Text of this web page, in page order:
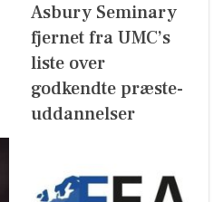
Asbury Seminary
fjernet fra UMC’s
liste over
godkendte præste-
uddannelser